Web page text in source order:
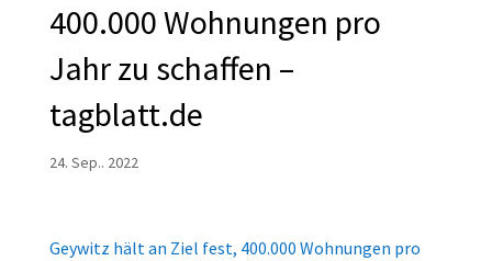
400.000 Wohnungen pro
Jahr zu schaffen –
tagblatt.de
24. Sep.. 2022
Geywitz hält an Ziel fest, 400.000 Wohnungen pro